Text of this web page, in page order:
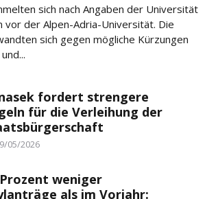
sich nach Angaben der Universität
vor der Alpen-Adria-Universität. Die
sich gegen mögliche Kürzungen
fordert strengere
für die Verleihung der
05/2026
weniger
als im Vorjahr: